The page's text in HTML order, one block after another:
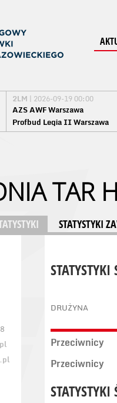
2LM | 2026-09-19 00:00
AZS AWF Warszawa
Profbud Legia II Warszawa
TAR
STATYSTYKI
DRUŻYNA
Przeciwnicy
Przeciwnicy
STATYSTYKI